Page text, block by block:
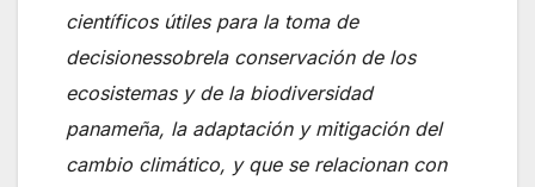
científicos útiles para la toma de
decisionessobrela conservación de los
ecosistemas y de la biodiversidad
panameña, la adaptación y mitigación del
cambio climático, y que se relacionan con